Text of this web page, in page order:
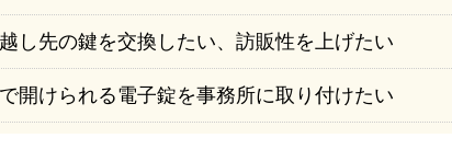
し先の鍵を交換したい、訪販性を上げたい
開けられる電子錠を事務所に取り付けたい